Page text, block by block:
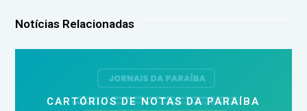
Notícias Relacionadas
CARTÓRIOS DE NOTAS DA PARAÍBA